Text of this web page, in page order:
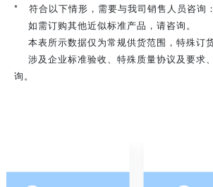
* 符合以下情形，需要与我司销售人员咨询：
如需订购其他近似标准产品，请咨询。
本表所示数据仅为常规供货范围，特殊订货
涉及企业标准验收、特殊质量协议及要求
询。